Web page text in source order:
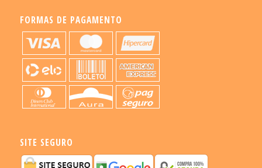
FORMAS DE PAGAMENTO
SITE SEGURO